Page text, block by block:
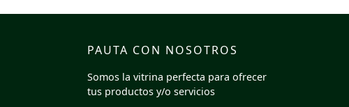
PAUTA CON NOSOTROS
Somos la vitrina perfecta para ofrecer
tus productos y/o servicios